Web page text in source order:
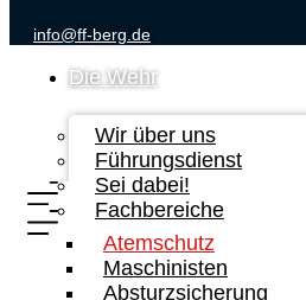
info@ff-berg.de
Die Wehr
Wir über uns
Führungsdienst
Sei dabei!
Fachbereiche
Atemschutz
Maschinisten
Absturzsicherung